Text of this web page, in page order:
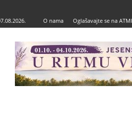
O nama Oglašavajte se na ATMI